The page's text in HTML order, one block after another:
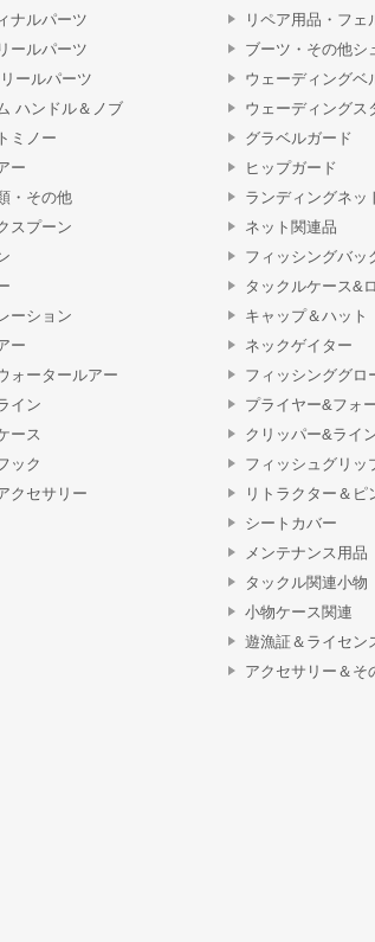
ナルパーツ
ールパーツ
ールパーツ
ハンドル＆ノブ
ミノー
ー
・その他
スプーン
ーション
ー
ォータールアー
イン
ース
ック
クセサリー
リペア用品・フェ
ブーツ・その他シ
ウェーディングベ
ウェーディングス
グラベルガード
ヒップガード
ランディングネッ
ネット関連品
フィッシングバッ
タックルケース&
キャップ＆ハット
ネックゲイター
フィッシンググロ
プライヤー&フォ
クリッパー&ライ
フィッシュグリッ
リトラクター＆ピ
シートカバー
メンテナンス用品
タックル関連小物
小物ケース関連
遊漁証＆ライセン
アクセサリー＆そ